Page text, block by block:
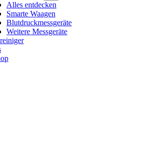
Alles entdecken
Smarte Waagen
Blutdruckmessgeräte
Weitere Messgeräte